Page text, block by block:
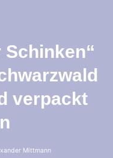
Schinken“
verpackt
Mittmann